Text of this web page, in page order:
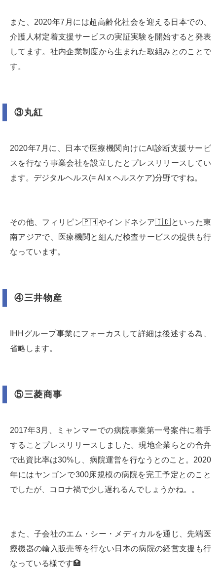
また、2020年7月には超高齢化社会を迎える日本での、
介護人材定着支援サービスの実証実験を開始すると発表
してます。社内企業制度から生まれた取組みとのことで
す。
③丸紅
2020年7月に、日本で医療機関向けにAI診断支援サービ
スを行なう事業会社を設立したとプレスリリースしてい
ます。デジタルヘルス(= AI x ヘルスケア)分野ですね。
その他、フィリピン🇵🇭やインドネシア🇮🇩といった東
南アジアで、医療機関と組んだ検査サービスの提供も行
なっています。
④三井物産
IHHグループ事業にフォーカスして詳細は後述する為、
省略します。
⑤三菱商事
2017年3月、ミャンマーでの病院事業第一号案件に着手
することプレスリリースしました。現地企業らとの合弁
で出資比率は30%し、病院運営を行なうとのこと。2020
年にはヤンゴンで300床規模の病院を完工予定とのこと
でしたが、コロナ禍で少し遅れるんでしょうかね。。
また、子会社のエム・シー・メディカルを通じ、先端医
療機器の輸入販売等を行ない日本の病院の経営支援も行
なっている様です🏥